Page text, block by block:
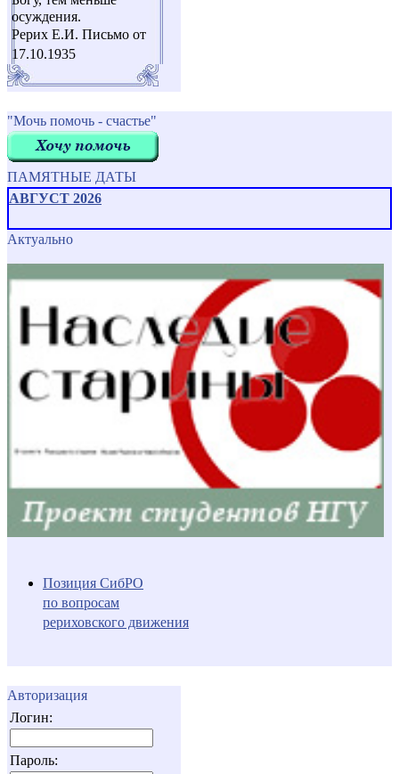
осуждения.
Рерих Е.И. Письмо от
17.10.1935
"Мочь помочь - счастье"
ПАМЯТНЫЕ ДАТЫ
АВГУСТ 2026
Актуально
Позиция СибРО
по вопросам
рериховского движения
Авторизация
Логин:
Пароль: